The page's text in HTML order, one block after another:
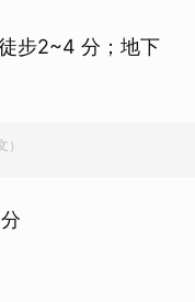
步2~4 分；地下